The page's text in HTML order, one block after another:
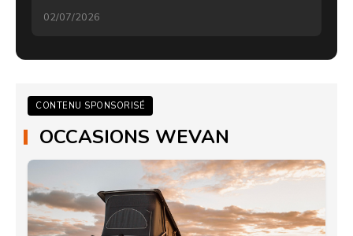
02/07/2026
CONTENU SPONSORISÉ
OCCASIONS WEVAN